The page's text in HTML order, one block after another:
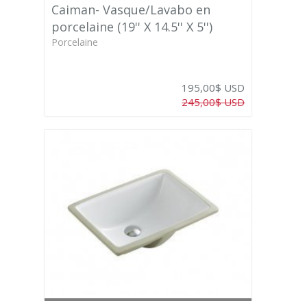
Caiman- Vasque/Lavabo en
porcelaine (19'' X 14.5'' X 5'')
Porcelaine
195,00$ USD
245,00$ USD